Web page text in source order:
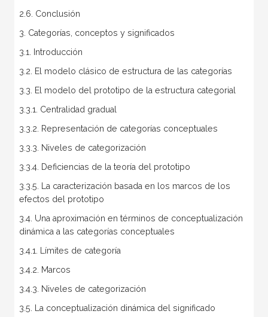
2.6. Conclusión
3. Categorías, conceptos y significados
3.1. Introducción
3.2. El modelo clásico de estructura de las categorías
3.3. El modelo del prototipo de la estructura categorial
3.3.1. Centralidad gradual
3.3.2. Representación de categorías conceptuales
3.3.3. Niveles de categorización
3.3.4. Deficiencias de la teoría del prototipo
3.3.5. La caracterización basada en los marcos de los
efectos del prototipo
3.4. Una aproximación en términos de conceptualización
dinámica a las categorías conceptuales
3.4.1. Límites de categoría
3.4.2. Marcos
3.4.3. Niveles de categorización
3.5. La conceptualización dinámica del significado